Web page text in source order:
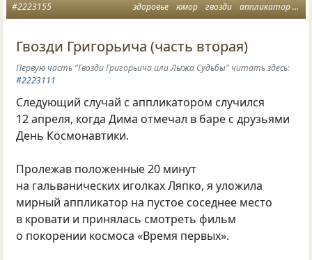
здоровье юмор гвозди аппликатор
#2223155
Гвозди Григорьича (часть вторая)
Первую часть "Гвозди Григорьича или Лыжа Судьбы" читать здесь:
#2223111
Следующий случай с аппликатором случился
12 апреля, когда Дима отмечал в баре с друзьями
День Космонавтики.
Пролежав положенные 20 минут
на гальванических иголках Ляпко, я уложила
мирный аппликатор на пустое соседнее место
в кровати и принялась смотреть фильм
о покорении космоса «Время первых».